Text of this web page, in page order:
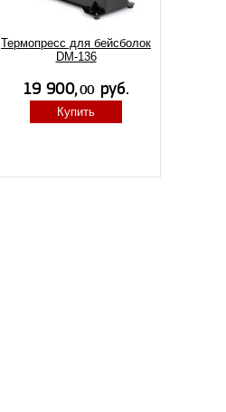
Термопресс для бейсболок
DM-136
Купить